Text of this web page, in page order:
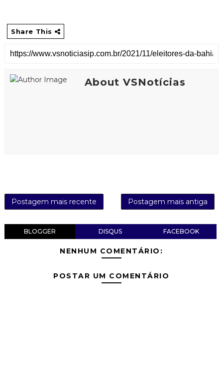
Share This
About VSNotícias
Postagem mais recente Postagem mais antiga
BLOGGER DISQUS FACEBOOK
NENHUM COMENTÁRIO:
POSTAR UM COMENTÁRIO